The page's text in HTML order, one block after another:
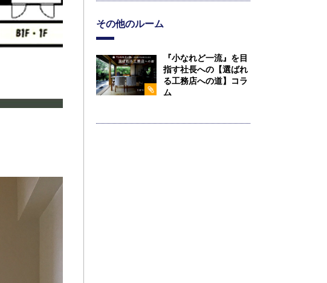
その他のルーム
『小なれど一流』を目
指す社長への【選ばれ
る工務店への道】コラ
ム